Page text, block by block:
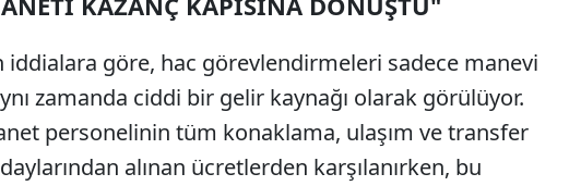
iddialara göre, hac görevlendirmeleri sadece manevi
zamanda ciddi bir gelir kaynağı olarak görülüyor.
personelinin tüm konaklama, ulaşım ve transfer
alınan ücretlerden karşılanırken, bu